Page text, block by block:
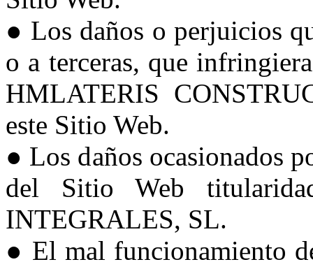
● Los daños o perjuicios
o a terceras, que
HMLATERIS
este Sitio Web.
● Los daños ocasionados
del Sitio Web
INTEGRALES, SL.
● El mal funcionamiento